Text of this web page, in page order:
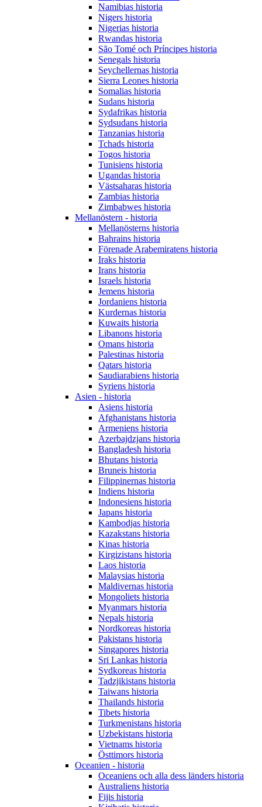
Namibias historia
Nigers historia
Nigerias historia
Rwandas historia
São Tomé och Príncipes historia
Senegals historia
Seychellernas historia
Sierra Leones historia
Somalias historia
Sudans historia
Sydafrikas historia
Sydsudans historia
Tanzanias historia
Tchads historia
Togos historia
Tunisiens historia
Ugandas historia
Västsaharas historia
Zambias historia
Zimbabwes historia
Mellanöstern - historia
Mellanösterns historia
Bahrains historia
Förenade Arabemiratens historia
Iraks historia
Irans historia
Israels historia
Jemens historia
Jordaniens historia
Kurdernas historia
Kuwaits historia
Libanons historia
Omans historia
Palestinas historia
Qatars historia
Saudiarabiens historia
Syriens historia
Asien - historia
Asiens historia
Afghanistans historia
Armeniens historia
Azerbajdzjans historia
Bangladesh historia
Bhutans historia
Bruneis historia
Filippinernas historia
Indiens historia
Indonesiens historia
Japans historia
Kambodjas historia
Kazakstans historia
Kinas historia
Kirgizistans historia
Laos historia
Malaysias historia
Maldivernas historia
Mongoliets historia
Myanmars historia
Nepals historia
Nordkoreas historia
Pakistans historia
Singapores historia
Sri Lankas historia
Sydkoreas historia
Tadzjikistans historia
Taiwans historia
Thailands historia
Tibets historia
Turkmenistans historia
Uzbekistans historia
Vietnams historia
Östtimors historia
Oceanien - historia
Oceaniens och alla dess länders historia
Australiens historia
Fijis historia